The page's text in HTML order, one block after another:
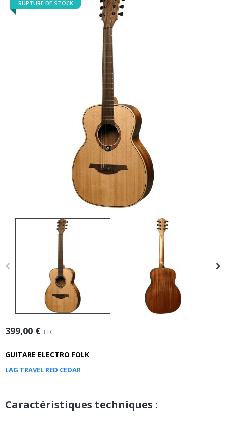
RUPTURE DE STOCK
399,00 € TTC
GUITARE ELECTRO FOLK
LAG TRAVEL RED CEDAR
Caractéristiques techniques :